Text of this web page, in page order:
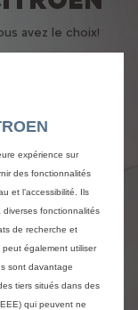
avez le choix!
offre
expérience sur
des fonctionnalités
et l’accessibilité. Ils
diverses fonctionnalités
de recherche et
également utiliser
sont davantage
tiers situés dans des
qui peuvent ne